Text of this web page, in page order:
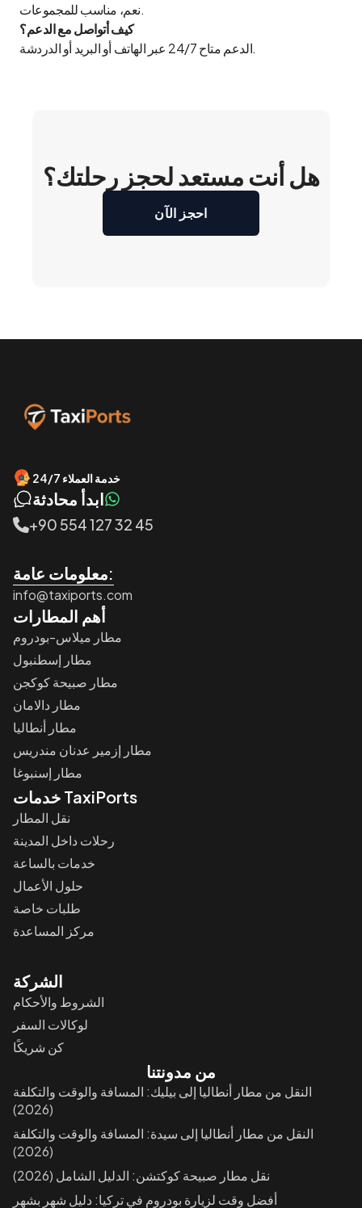
نعم، مناسب للمجموعات.
كيف أتواصل مع الدعم؟
الدعم متاح 24/7 عبر الهاتف أو البريد أو الدردشة.
هل أنت مستعد لحجز رحلتك؟
احجز الآن
خدمة العملاء 24/7
ابدأ محادثة
+90 554 127 32 45
معلومات عامة:
info@taxiports.com
أهم المطارات
مطار ميلاس-بودروم
مطار إسطنبول
مطار صبيحة كوكجن
مطار دالامان
مطار أنطاليا
مطار إزمير عدنان مندريس
مطار إسنبوغا
خدمات TaxiPorts
نقل المطار
رحلات داخل المدينة
خدمات بالساعة
حلول الأعمال
طلبات خاصة
مركز المساعدة
الشركة
الشروط والأحكام
لوكالات السفر
كن شريكًا
من مدونتنا
النقل من مطار أنطاليا إلى بيليك: المسافة والوقت والتكلفة
(2026)
النقل من مطار أنطاليا إلى سيدة: المسافة والوقت والتكلفة
(2026)
نقل مطار صبيحة كوكتشن: الدليل الشامل (2026)
أفضل وقت لزيارة بودروم في تركيا: دليل شهر بشهر